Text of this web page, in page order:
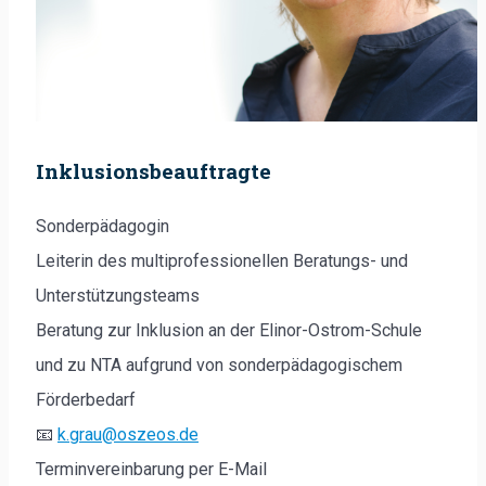
Inklusionsbeauftragte
Sonderpädagogin
Leiterin des multiprofessionellen Beratungs- und
Unterstützungsteams
Beratung zur Inklusion an der Elinor-Ostrom-Schule
und zu NTA aufgrund von sonderpädagogischem
Förderbedarf
📧 k.grau@oszeos.de
Terminvereinbarung per E-Mail